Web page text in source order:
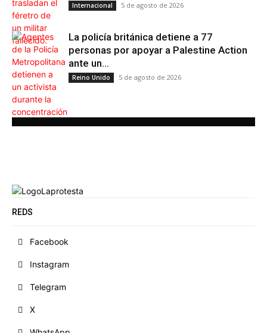
Internacional 5 de agosto de 2026
La policía británica detiene a 77
personas por apoyar a Palestine Action
ante un...
Reino Unido 5 de agosto de 2026
REDS
Facebook
Instagram
Telegram
X